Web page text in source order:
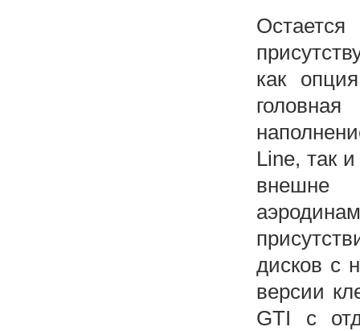
как
Line, так
дисков с
версии
GTI с